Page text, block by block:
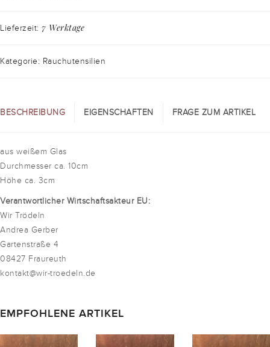
Lieferzeit: 7 Werktage
Kategorie: Rauchutensilien
BESCHREIBUNG EIGENSCHAFTEN FRAGE ZUM ARTIKEL
aus weißem Glas
Durchmesser ca. 10cm
Höhe ca. 3cm
Verantwortlicher Wirtschaftsakteur EU:
Wir Trödeln
Andrea Gerber
Gartenstraße 4
08427 Fraureuth
kontakt@wir-troedeln.de
EMPFOHLENE ARTIKEL